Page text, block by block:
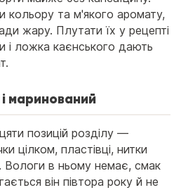
кольору та м'якого аромату,
жару. Плутати їх у рецепті
і ложка каєнського дають
маринований
позицій розділу —
цілком, пластівці, нитки
в ньому немає, смак
він півтора року й не